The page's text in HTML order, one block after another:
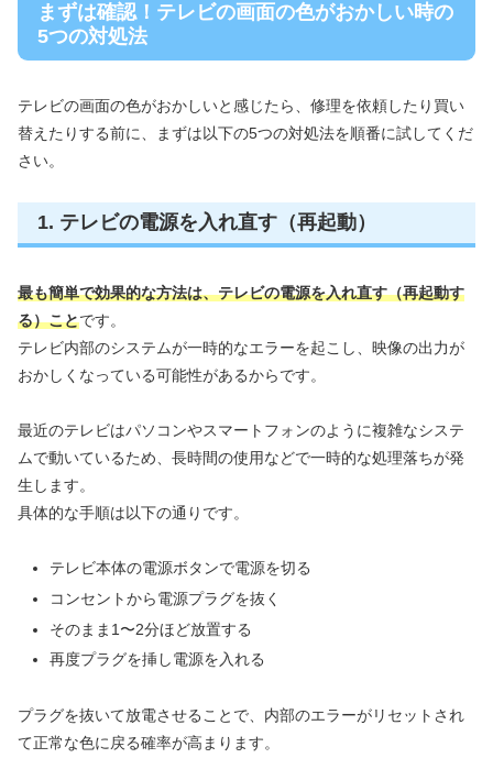
まずは確認！テレビの画面の色がおかしい時の
5つの対処法
テレビの画面の色がおかしいと感じたら、修理を依頼したり買い
替えたりする前に、まずは以下の5つの対処法を順番に試してくだ
さい。
1. テレビの電源を入れ直す（再起動）
最も簡単で効果的な方法は、テレビの電源を入れ直す（再起動す
る）ことです。
テレビ内部のシステムが一時的なエラーを起こし、映像の出力が
おかしくなっている可能性があるからです。
最近のテレビはパソコンやスマートフォンのように複雑なシステ
ムで動いているため、長時間の使用などで一時的な処理落ちが発
生します。
具体的な手順は以下の通りです。
テレビ本体の電源ボタンで電源を切る
コンセントから電源プラグを抜く
そのまま1〜2分ほど放置する
再度プラグを挿し電源を入れる
プラグを抜いて放電させることで、内部のエラーがリセットされ
て正常な色に戻る確率が高まります。